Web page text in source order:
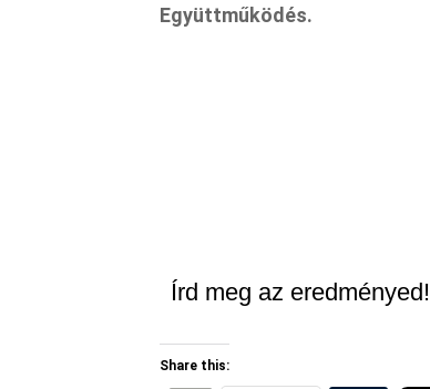
Együttműködés.
Írd meg az eredményed!
Share this: